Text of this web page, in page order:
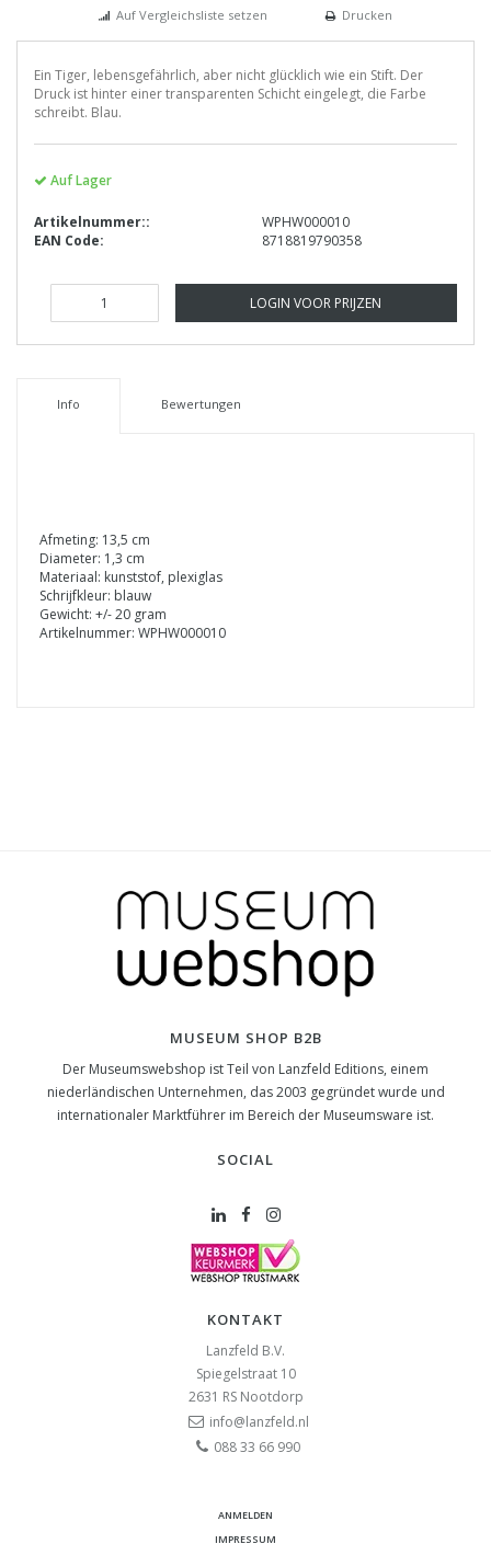
Auf Vergleichsliste setzen
Drucken
Ein Tiger, lebensgefährlich, aber nicht glücklich wie ein Stift. Der
Druck ist hinter einer transparenten Schicht eingelegt, die Farbe
schreibt. Blau.
Auf Lager
Artikelnummer::
WPHW000010
EAN Code:
8718819790358
LOGIN VOOR PRIJZEN
Info Bewertungen
Afmeting: 13,5 cm
Diameter: 1,3 cm
Materiaal: kunststof, plexiglas
Schrijfkleur: blauw
Gewicht: +/- 20 gram
Artikelnummer: WPHW000010
MUSEUM SHOP B2B
Der Museumswebshop ist Teil von Lanzfeld Editions, einem
niederländischen Unternehmen, das 2003 gegründet wurde und
internationaler Marktführer im Bereich der Museumsware ist.
SOCIAL
KONTAKT
Lanzfeld B.V.
Spiegelstraat 10
2631 RS Nootdorp
info@lanzfeld.nl
088 33 66 990
ANMELDEN
IMPRESSUM